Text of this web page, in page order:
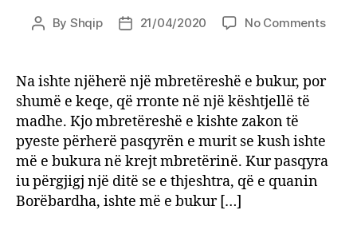
Post
By Shqip
Post21/04/2020 No Commentson
Na ishte njëherë një mbretëreshë e bukur, por
shumë e keqe, që rronte në një kështjellë të
madhe. Kjo mbretëreshë e kishte zakon të
pyeste përherë pasqyrën e murit se kush ishte
më e bukura në krejt mbretërinë. Kur pasqyra
iu përgjigj një ditë se e thjeshtra, që e quanin
Borëbardha, ishte më e bukur […]